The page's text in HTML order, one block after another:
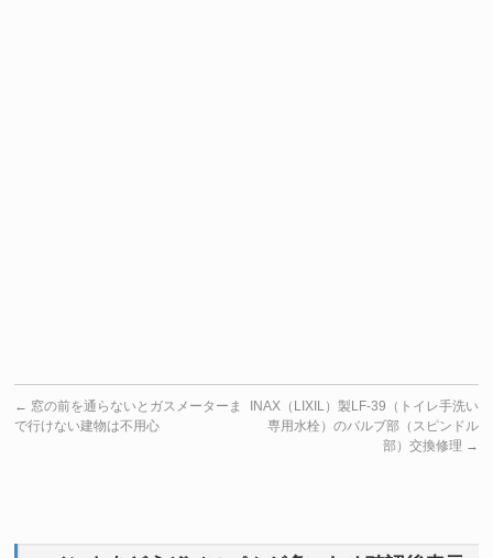
← 窓の前を通らないとガスメーターま
で行けない建物は不用心
INAX（LIXIL）製LF-39（トイレ手洗い
専用水栓）のバルブ部（スピンドル
部）交換修理 →